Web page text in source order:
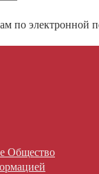
по электронной
Общество